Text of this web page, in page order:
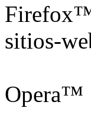
sitios-
Opera™